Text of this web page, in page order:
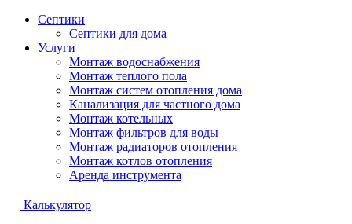
Септики
Септики для дома
Услуги
Монтаж водоснабжения
Монтаж теплого пола
Монтаж систем отопления дома
Канализация для частного дома
Монтаж котельных
Монтаж фильтров для воды
Монтаж радиаторов отопления
Монтаж котлов отопления
Аренда инструмента
Калькулятор